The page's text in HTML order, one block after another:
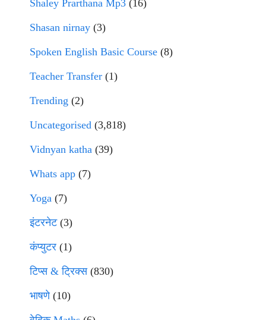
Shaley Prarthana Mp3 (16)
Shasan nirnay (3)
Spoken English Basic Course (8)
Teacher Transfer (1)
Trending (2)
Uncategorised (3,818)
Vidnyan katha (39)
Whats app (7)
Yoga (7)
इंटरनेट(3)
कंप्युटर (1)
टिप्स & ट्रिक्स(830)
भाषणे(10)